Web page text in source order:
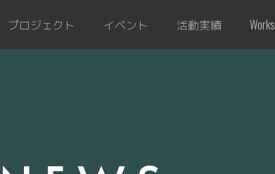
プロジェクト イベント 活動実績 Works